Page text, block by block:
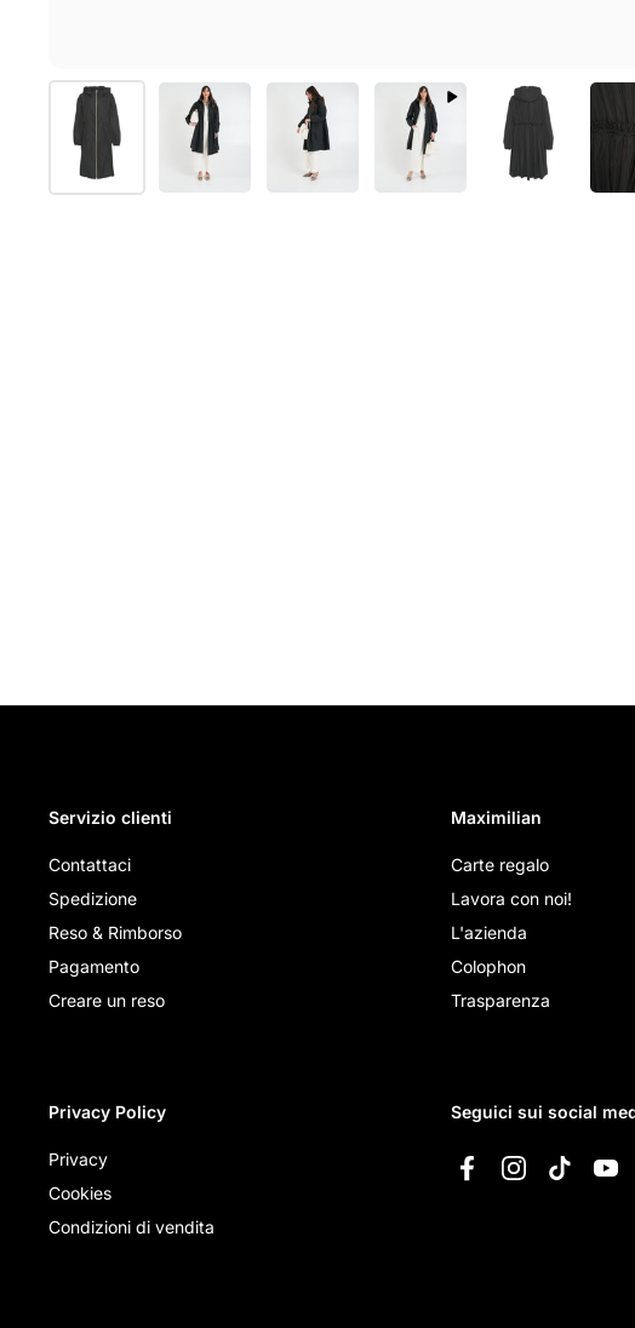
Servizio clienti
Contattaci
Spedizione
Reso & Rimborso
Pagamento
Creare un reso
Maximilian
Carte regalo
Lavora con noi!
L'azienda
Colophon
Trasparenza
Privacy Policy
Privacy
Cookies
Condizioni di vendita
Seguici sui social
FacebookInstagramTikTok